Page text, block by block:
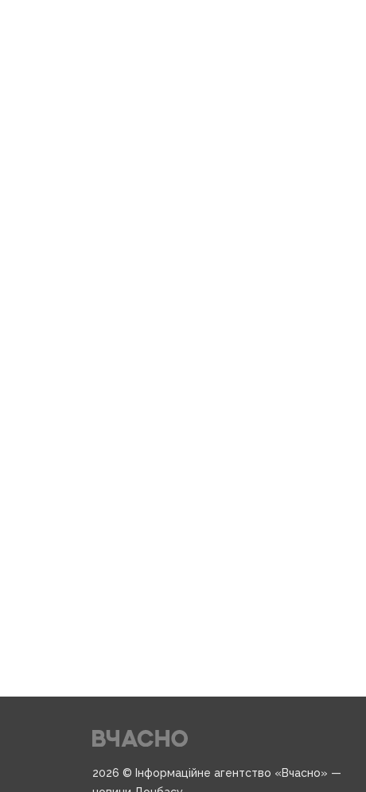
2026 © Інформаційне агентство «Вчасно» —